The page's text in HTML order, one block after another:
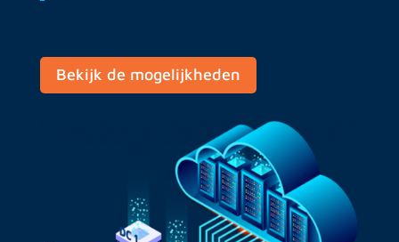
Bekijk de mogelijkheden